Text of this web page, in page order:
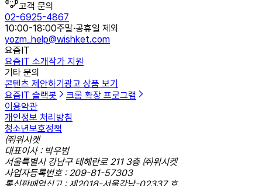
고객 문의
02-6925-4867
10:00-18:00주말·공휴일 제외
yozm_help@wishket.com
요즘IT
요즘IT 소개작가 지원
기타 문의
콘텐츠 제안하기 광고 상품 보기
요즘IT 슬랙봇
크롬 확장 프로그램
이용약관
개인정보 처리방침
청소년보호정책
㈜위시켓
대표이사 : 박우범
서울특별시 강남구 테헤란로 211 3층 ㈜위시켓
사업자등록번호 : 209-81-57303